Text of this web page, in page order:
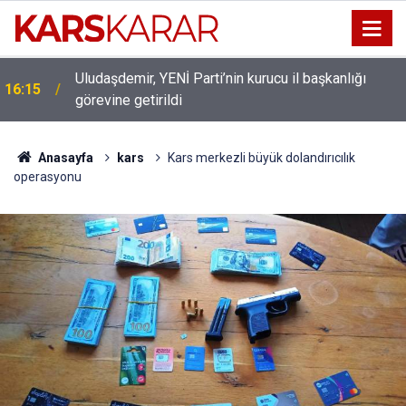
16:15
Uludaşdemir, YENİ Parti’nin kurucu il başkanlığı
görevine getirildi
Anasayfa kars
Kars merkezli büyük dolandırıcılık
operasyonu